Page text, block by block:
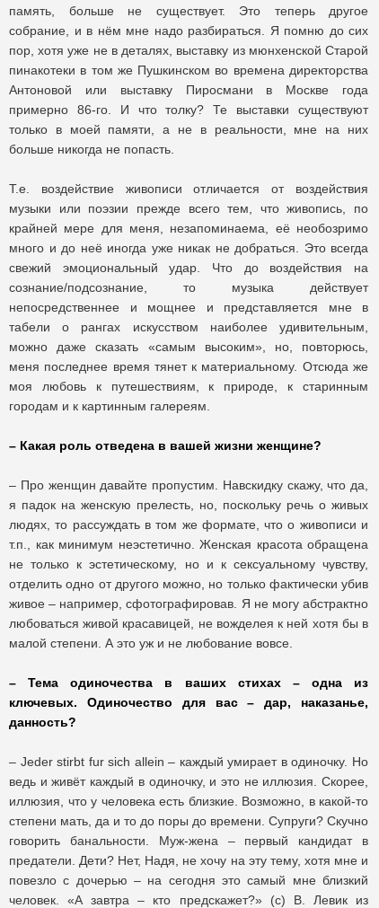
память, больше не существует. Это теперь другое
собрание, и в нём мне надо разбираться. Я помню до сих
пор, хотя уже не в деталях, выставку из мюнхенской Старой
пинакотеки в том же Пушкинском во времена директорства
Антоновой или выставку Пиросмани в Москве года
примерно 86-го. И что толку? Те выставки существуют
только в моей памяти, а не в реальности, мне на них
больше никогда не попасть.
Т.е. воздействие живописи отличается от воздействия
музыки или поэзии прежде всего тем, что живопись, по
крайней мере для меня, незапоминаема, её необозримо
много и до неё иногда уже никак не добраться. Это всегда
свежий эмоциональный удар. Что до воздействия на
сознание/подсознание, то музыка действует
непосредственнее и мощнее и представляется мне в
табели о рангах искусством наиболее удивительным,
можно даже сказать «самым высоким», но, повторюсь,
меня последнее время тянет к материальному. Отсюда же
моя любовь к путешествиям, к природе, к старинным
городам и к картинным галереям.
– Какая роль отведена в вашей жизни женщине?
– Про женщин давайте пропустим. Навскидку скажу, что да,
я падок на женскую прелесть, но, поскольку речь о живых
людях, то рассуждать в том же формате, что о живописи и
т.п., как минимум неэстетично. Женская красота обращена
не только к эстетическому, но и к сексуальному чувству,
отделить одно от другого можно, но только фактически убив
живое – например, сфотографировав. Я не могу абстрактно
любоваться живой красавицей, не вожделея к ней хотя бы в
малой степени. А это уж и не любование вовсе.
– Тема одиночества в ваших стихах – одна из
ключевых. Одиночество для вас – дар, наказанье,
данность?
– Jeder stirbt fur sich allein – каждый умирает в одиночку. Но
ведь и живёт каждый в одиночку, и это не иллюзия. Скорее,
иллюзия, что у человека есть близкие. Возможно, в какой-то
степени мать, да и то до поры до времени. Супруги? Скучно
говорить банальности. Муж-жена – первый кандидат в
предатели. Дети? Нет, Надя, не хочу на эту тему, хотя мне и
повезло с дочерью – на сегодня это самый мне близкий
человек. «А завтра – кто предскажет?» (с) В. Левик из